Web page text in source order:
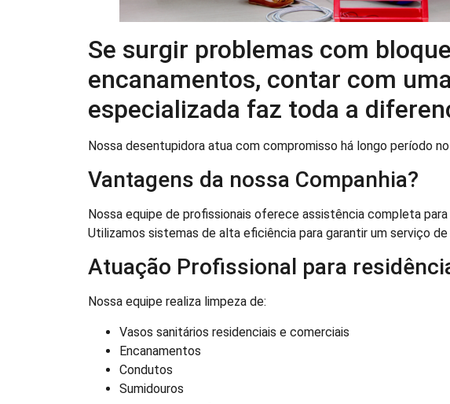
Se surgir problemas com
encanamentos, contar com
especializada faz toda a
Nossa desentupidora atua com compromisso há longo período
Vantagens da nossa Companhia?
Nossa equipe de profissionais oferece assistência completa
Utilizamos sistemas de alta eficiência para garantir um serviço
Atuação Profissional para
Nossa equipe realiza limpeza de:
Vasos sanitários residenciais e comerciais
Encanamentos
Condutos
Sumidouros